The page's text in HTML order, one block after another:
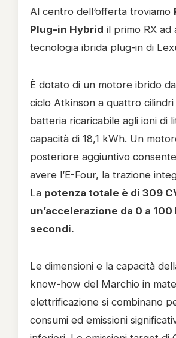
Al centro dell‘offerta troviamo
Plug-in Hybrid il primo RX ad
tecnologia ibrida plug-in di
È dotato di un motore ibrido
ciclo Atkinson a quattro cilindri
batteria ricaricabile agli ioni di
capacità di 18,1 kWh. Un
posteriore aggiuntivo
avere l’E-Four, la trazione
La potenza totale è di 309
un’accelerazione da 0 a
secondi.
Le dimensioni e la capacità
know-how del Marchio in
elettrificazione si combinano
consumi ed emissioni